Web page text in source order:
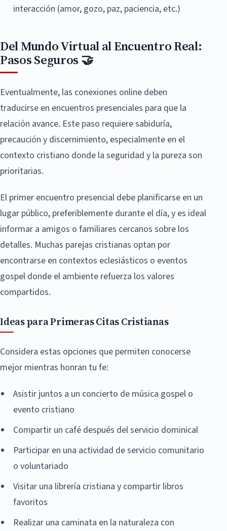
interacción (amor, gozo, paz, paciencia, etc.)
Del Mundo Virtual al Encuentro Real:
Pasos Seguros 🤝
Eventualmente, las conexiones online deben
traducirse en encuentros presenciales para que la
relación avance. Este paso requiere sabiduría,
precaución y discernimiento, especialmente en el
contexto cristiano donde la seguridad y la pureza son
prioritarias.
El primer encuentro presencial debe planificarse en un
lugar público, preferiblemente durante el día, y es ideal
informar a amigos o familiares cercanos sobre los
detalles. Muchas parejas cristianas optan por
encontrarse en contextos eclesiásticos o eventos
gospel donde el ambiente refuerza los valores
compartidos.
Ideas para Primeras Citas Cristianas
Considera estas opciones que permiten conocerse
mejor mientras honran tu fe:
Asistir juntos a un concierto de música gospel o
evento cristiano
Compartir un café después del servicio dominical
Participar en una actividad de servicio comunitario
o voluntariado
Visitar una librería cristiana y compartir libros
favoritos
Realizar una caminata en la naturaleza con